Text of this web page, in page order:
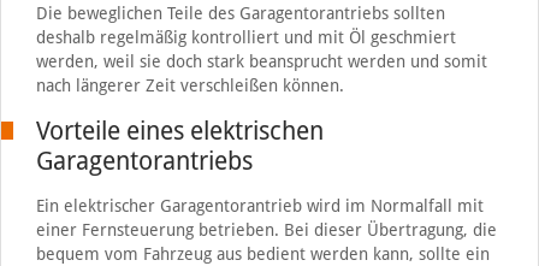
Die beweglichen Teile des Garagentorantriebs sollten
deshalb regelmäßig kontrolliert und mit Öl geschmiert
werden, weil sie doch stark beansprucht werden und somit
nach längerer Zeit verschleißen können.
Vorteile eines elektrischen
Garagentorantriebs
Ein elektrischer Garagentorantrieb wird im Normalfall mit
einer Fernsteuerung betrieben. Bei dieser Übertragung, die
bequem vom Fahrzeug aus bedient werden kann, sollte ein